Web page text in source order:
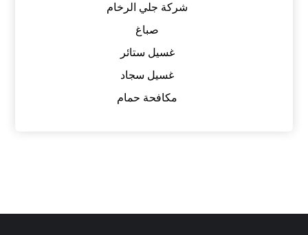
شركة جلي الرخام
صباغ
غسيل ستائر
غسيل سجاد
مكافحة حمام